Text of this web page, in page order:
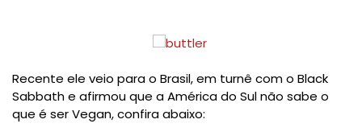
Recente ele veio para o Brasil, em turnê com o Black
Sabbath e afirmou que a América do Sul não sabe o
que é ser Vegan, confira abaixo: